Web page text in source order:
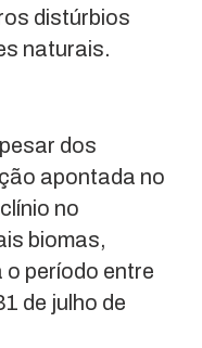
distúrbios
naturais.
dos
apontada no
no
biomas,
período entre
de julho de